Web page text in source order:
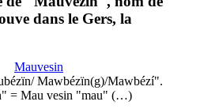
dans le Gers, la
Mauvesin
Mawbézïn(g)/Mawbézí".
= Mau vesin "mau" (…)